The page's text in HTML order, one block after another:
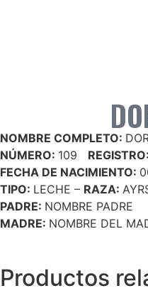
NOMBRE COMPLETO:
NÚMERO: 109 REGISTRO:
FECHA DE NACIMIENTO:
TIPO: LECHE – RAZA:
PADRE: NOMBRE PADRE
MADRE: NOMBRE DEL
Productos